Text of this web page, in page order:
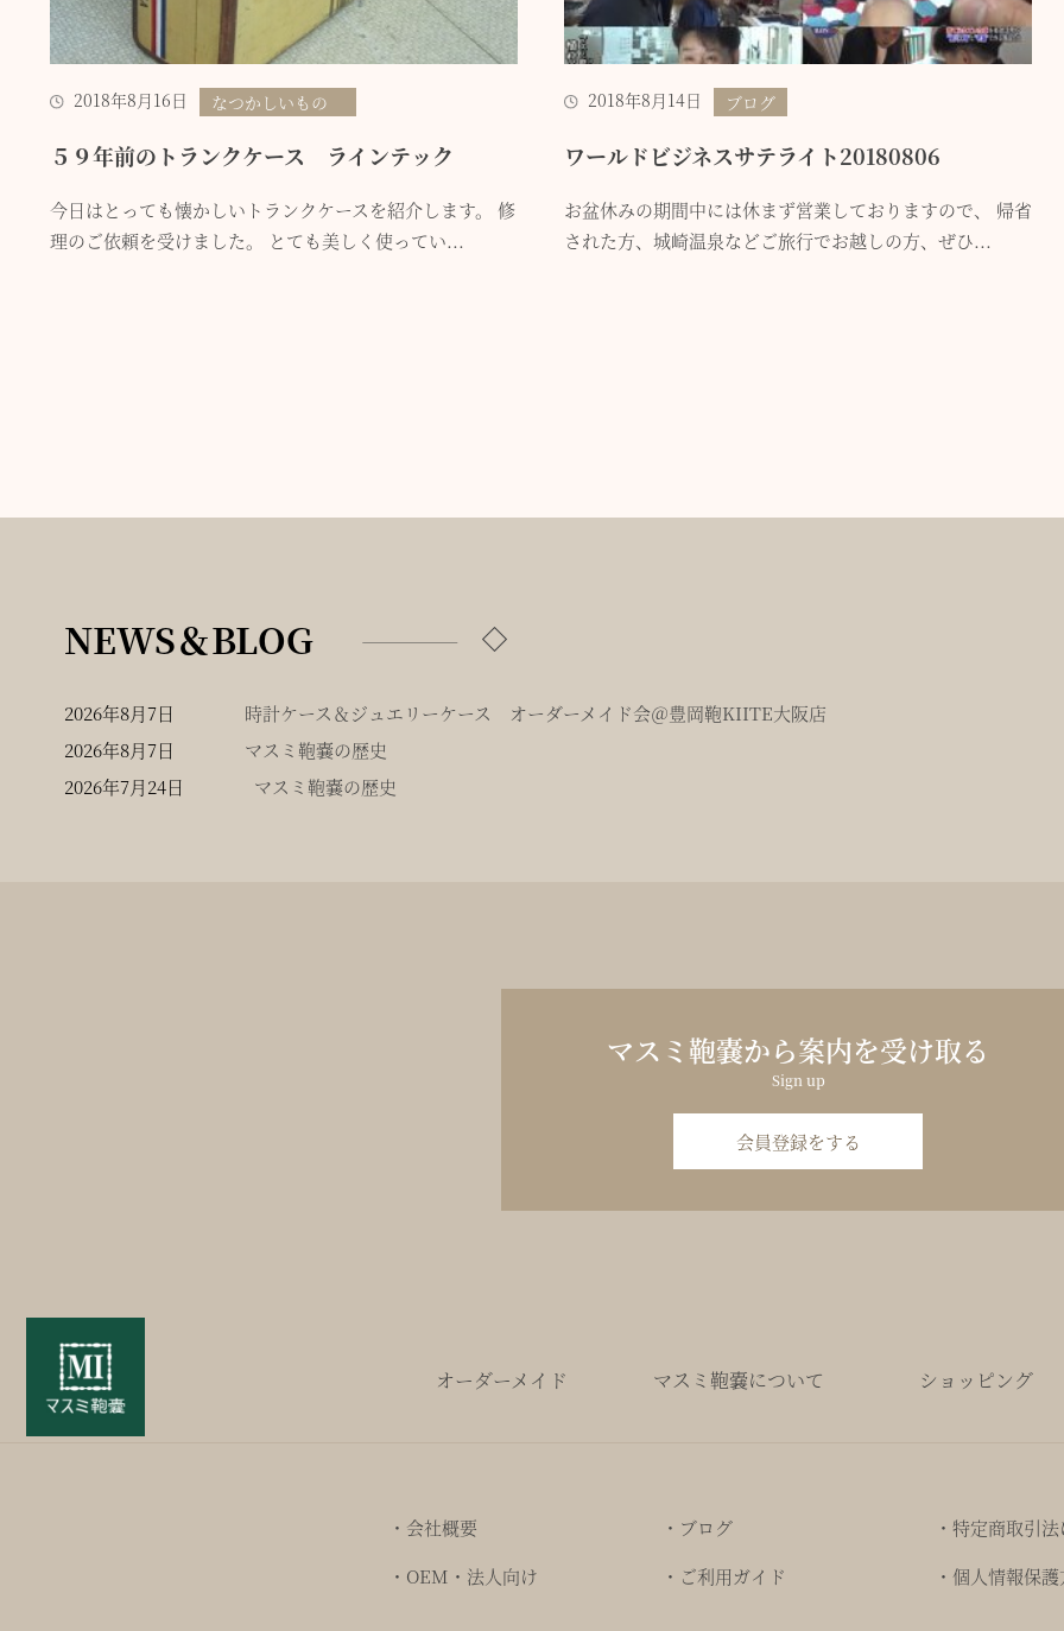
2018年8月16日 なつかしいもの
５９年前のトランクケース ラインテック
今日はとっても懐かしいトランクケースを紹介します。 修
理のご依頼を受けました。 とても美しく使ってい...
2018年8月14日 ブログ
ワールドビジネスサテライト20180806
お盆休みの期間中には休まず営業しておりますので、 帰省
された方、城崎温泉などご旅行でお越しの方、ぜひ...
NEWS＆BLOG
2026年8月7日
時計ケース＆ジュエリーケース オーダーメイド会＠豊岡鞄KIITE大阪店
2026年8月7日
マスミ鞄嚢の歴史
2026年7月24日
マスミ鞄嚢の歴史
マスミ鞄嚢から案内を受け取る
Sign up
会員登録をする
オーダーメイド マスミ鞄嚢について ショッピング
・会社概要 ・ブログ
・特定商取引
・OEM・法人向け
・ご利用ガイド ・個人情報保